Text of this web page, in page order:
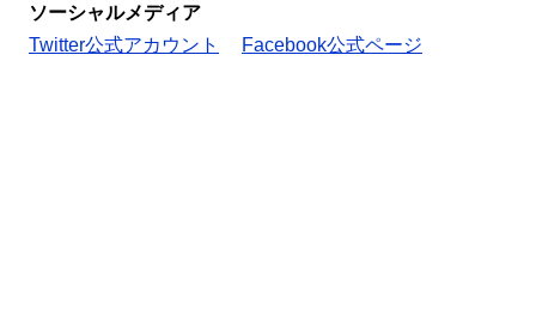
ソーシャルメディア
Twitter公式アカウント
Facebook公式ページ